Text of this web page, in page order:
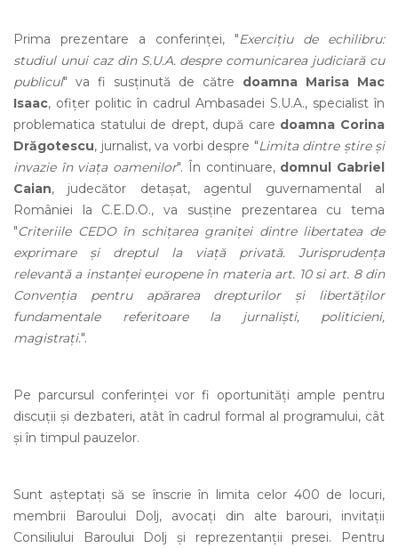
Prima prezentare a conferinței, "Exercițiu de echilibru:
studiul unui caz din S.U.A. despre comunicarea judiciară cu
publicul" va fi susținută de către doamna Marisa Mac
Isaac, ofițer politic în cadrul Ambasadei S.U.A., specialist în
problematica statului de drept, după care doamna Corina
Drăgotescu, jurnalist, va vorbi despre "Limita dintre știre și
invazie în viața oamenilor". În continuare, domnul Gabriel
Caian, judecător detașat, agentul guvernamental al
României la C.E.D.O., va susține prezentarea cu tema
"Criteriile CEDO în schițarea graniței dintre libertatea de
exprimare și dreptul la viață privată. Jurisprudența
relevantă a instanței europene în materia art. 10 si art. 8 din
Convenția pentru apărarea drepturilor și libertăților
fundamentale referitoare la jurnaliști, politicieni,
magistrați.".
Pe parcursul conferinței vor fi oportunități ample pentru
discuții și dezbateri, atât în cadrul formal al programului, cât
și în timpul pauzelor.
Sunt așteptați să se înscrie în limita celor 400 de locuri,
membrii Baroului Dolj, avocați din alte barouri, invitații
Consiliului Baroului Dolj și reprezentanții presei. Pentru